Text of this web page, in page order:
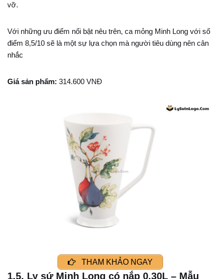
vỡ.
Với những ưu điểm nổi bật nêu trên, ca mỏng Minh Long với số
điểm 8,5/10 sẽ là một sự lựa chọn mà người tiêu dùng nên cân
nhắc
Giá sản phẩm: 314.600 VNĐ
THAM KHẢO NGAY
1.5. Ly sứ Minh Long có nắp 0.30L – Mẫu